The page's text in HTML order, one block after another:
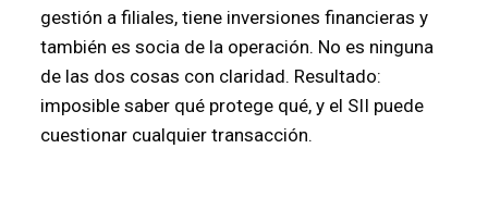
gestión a filiales, tiene inversiones financieras y
también es socia de la operación. No es ninguna
de las dos cosas con claridad. Resultado:
imposible saber qué protege qué, y el SII puede
cuestionar cualquier transacción.